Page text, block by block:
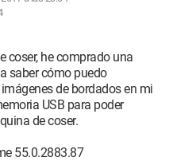
coser, he comprado una
saber cómo puedo
de bordados en mi
USB para poder
de coser.
55.0.2883.87